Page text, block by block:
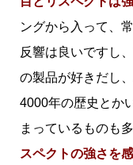
ングから入って、
反響は良いですし
の製品が好きだし
4000年の歴史とか
まっているものも多
スペクトの強さを